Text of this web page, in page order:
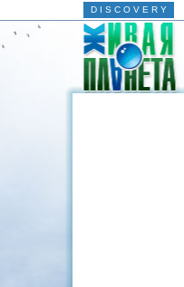
D I S C O V E R Y